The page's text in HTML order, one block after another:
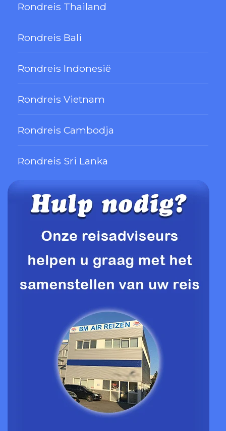
Rondreis Thailand
Rondreis Bali
Rondreis Indonesië
Rondreis Vietnam
Rondreis Cambodja
Rondreis Sri Lanka